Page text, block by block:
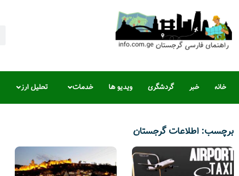
خانه خبر گردشگری ویدیو ها خدمات تحلیل ارز
برچسب: اطلاعات گرجستان